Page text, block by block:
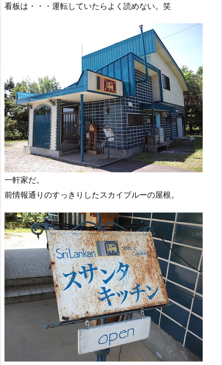
看板は・・・運転していたらよく読めない。笑
一軒家だ。
前情報通りのすっきりしたスカイブルーの屋根。